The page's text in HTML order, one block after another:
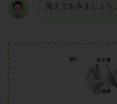
覚えておきましょう。